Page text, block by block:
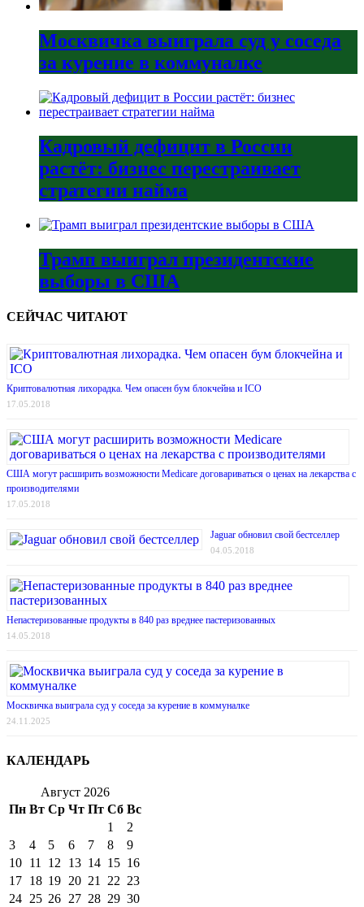
Москвичка выиграла суд у соседа
за курение в коммуналке
Кадровый дефицит в России
растёт: бизнес перестраивает
стратегии найма
Трамп выиграл президентские
выборы в США
СЕЙЧАС ЧИТАЮТ
Криптовалютная лихорадка. Чем опасен бум блокчейна и ICO
17.05.2018
США могут расширить возможности Medicare договариваться о ценах на лекарства с
производителями
17.05.2018
Jaguar обновил свой бестселлер
04.05.2018
Непастеризованные продукты в 840 раз вреднее пастеризованных
14.05.2018
Москвичка выиграла суд у соседа за курение в коммуналке
24.11.2025
КАЛЕНДАРЬ
Август 2026
Пн Вт Ср Чт Пт Сб Вс
1
2
3
4 5 6 7 8
9
10 11 12 13 14 15 16
17 18 19 20 21 22 23
24 25 26 27 28 29 30